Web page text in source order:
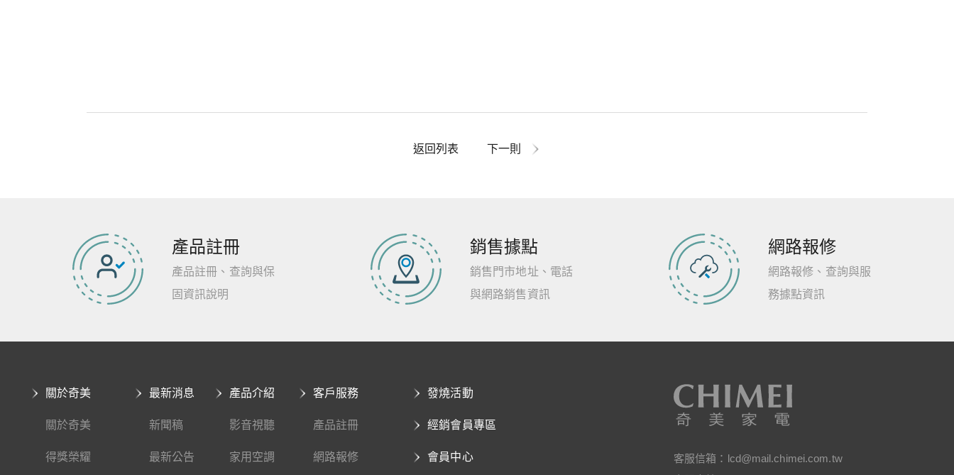
返回列表 下一則
產品註冊
產品註冊、查詢與保
固資訊說明
銷售據點
銷售門市地址、電話
與網路銷售資訊
網路報修
網路報修、查詢與服
務據點資訊
關於奇美
關於奇美
得獎榮耀
最新消息
新聞稿
最新公告
產品介紹
影音視聽
家用空調
客戶服務
產品註冊
網路報修
發燒活動
經銷會員專區
會員中心 客服信箱： lcd@mail.chimei.com.tw